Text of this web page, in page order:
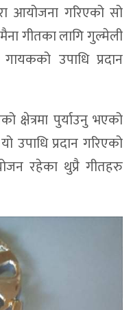
आयोजना गरिएको सो
गीतका लागि गुल्मेली
उपाधि प्रदान
पुर्याउनु भएको
उपाधि प्रदान गरिएको
रहेका थुप्रै गीतहरु